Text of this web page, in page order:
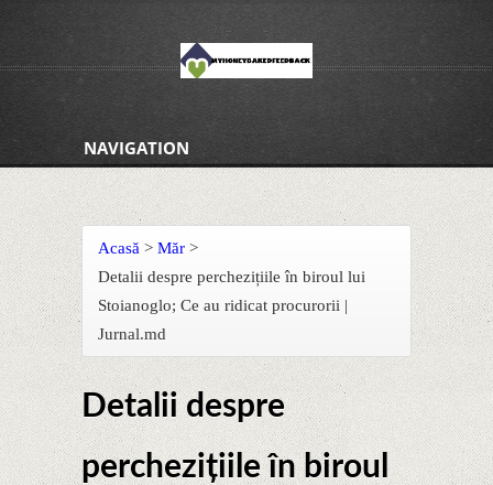
NAVIGATION
Acasă > Măr >
Detalii despre perchezițiile în biroul lui
Stoianoglo; Ce au ridicat procurorii |
Jurnal.md
Detalii despre
perchezițiile în biroul